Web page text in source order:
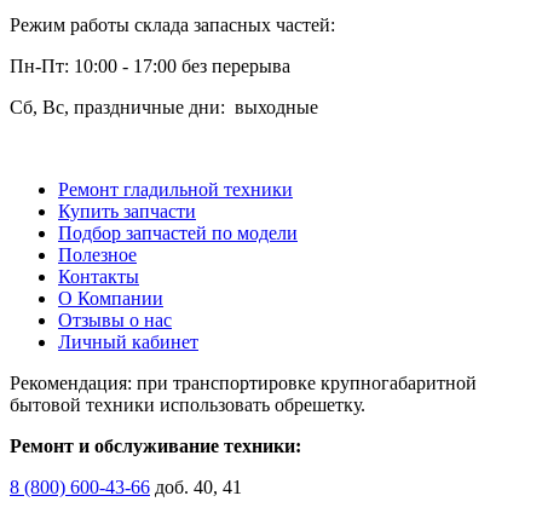
Режим работы склада запасных частей:
Пн-Пт: 10:00 - 17:00 без перерыва
Сб, Вс, праздничные дни: выходные
Ремонт гладильной техники
Купить запчасти
Подбор запчастей по модели
Полезное
Контакты
О Компании
Отзывы о нас
Личный кабинет
Рекомендация: при транспортировке крупногабаритной
бытовой техники использовать обрешетку.
Ремонт и обслуживание техники:
8 (800) 600-43-66 доб. 40, 41